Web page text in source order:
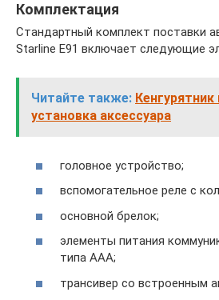
Комплектация
Стандартный комплект поставки
Starline E91 включает следующие
Читайте также:
установка аксессуара
головное устройство;
вспомогательное реле с
основной брелок;
элементы питания
типа ААА;
трансивер со встроенным